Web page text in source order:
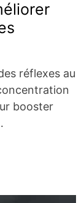
réflexes au
booster